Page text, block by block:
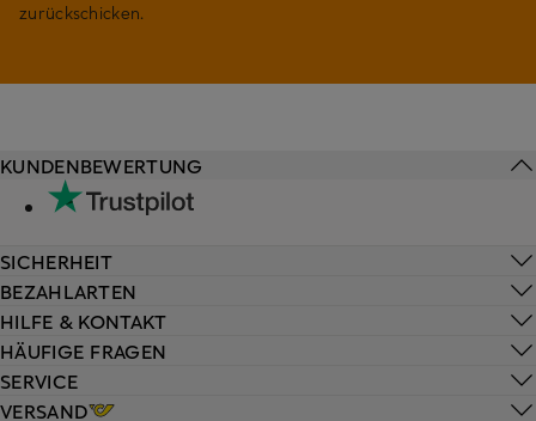
zurückschicken.
HILFE & KONTAKT
HÄUFIGE FRAGEN
SERVICE
VERSAND
KUNDENBEWERTUNG
SICHERHEIT
BEZAHLARTEN